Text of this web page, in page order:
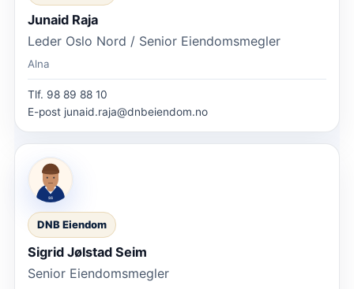
Junaid Raja
Leder Oslo Nord / Senior Eiendomsmegler
Alna
Tlf. 98 89 88 10
E-post junaid.raja@dnbeiendom.no
DNB Eiendom
Sigrid Jølstad Seim
Senior Eiendomsmegler